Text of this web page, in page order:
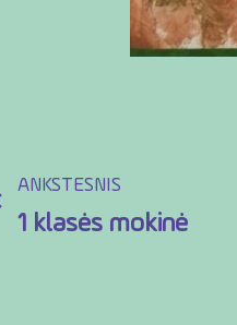
ANKSTESNIS
1 klasės mokinė